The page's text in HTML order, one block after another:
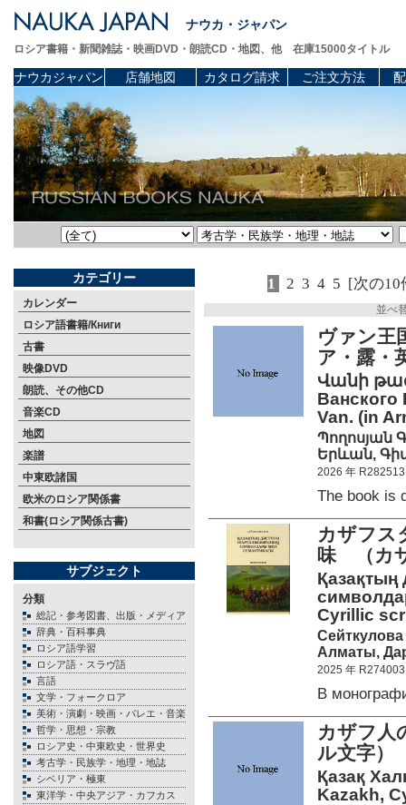
ナウカ・ジャパン
ロシア書籍・新聞雑誌・映画DVD・朗読CD・地図、他 在庫15000タイトル
ナウカジャパン 店舗地図 カタログ請求 ご注文方法
カテゴリー
カレンダー
ロシア語書籍/Книги
古書
映像DVD
朗読、その他CD
音楽CD
地図
楽譜
中東欧諸国
欧米のロシア関係書
和書(ロシア関係古書)
サブジェクト
分類
総記・参考図書、出版・メディア
辞典・百科事典
ロシア語学習
ロシア語・スラヴ語
言語
文学・フォークロア
美術・演劇・映画・バレエ・音楽
哲学・思想・宗教
ロシア史・中東欧史・世界史
考古学・民族学・地理・地誌
シベリア・極東
東洋学・中央アジア・カフカス
1 2 3 4 5 [次の10
並べ
ヴァン王
ア・露・
Վանի
Ванского
Van. (in
Պողոսյան
Երևան,
2026 年 R282513
The book is
カザフス
味 （カ
Cyrillic
Алматы,
2025 年 R274003
В
カザフ人
ル文字
Қазақ
Kazakh,